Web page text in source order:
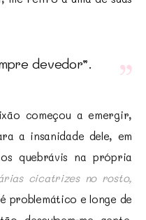
devedor”.
começou a emergir,
a insanidade dele, em
quebrávis na própria
cicatrizes no rosto,
problemático e longe de